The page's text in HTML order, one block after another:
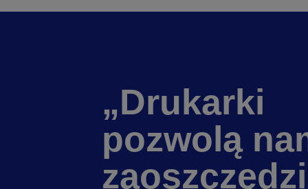
„Drukarki
pozwolą